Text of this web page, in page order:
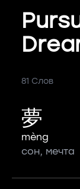
81 Слов
夢
mèng
сон, мечта